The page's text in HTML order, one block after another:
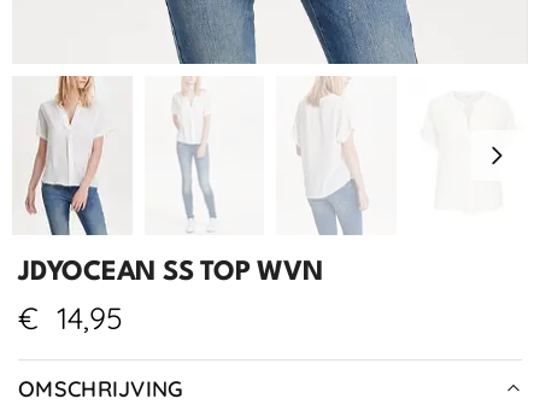
JDYOCEAN SS TOP WVN
€ 14,95
OMSCHRIJVING